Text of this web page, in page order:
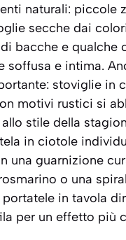
naturali: piccole
secche dai
bacche e qualche
soffusa e intima.
stoviglie in
motivi rustici si
stile della
in ciotole
una guarnizione
o una
portatele in tavola
per un effetto più